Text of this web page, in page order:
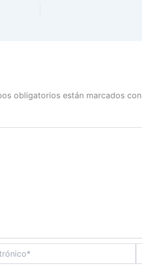
obligatorios están marcados con